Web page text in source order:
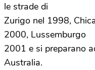
le strade di
Zurigo nel 1998,
2000, Lussemburgo
2001 e si preparano
Australia.